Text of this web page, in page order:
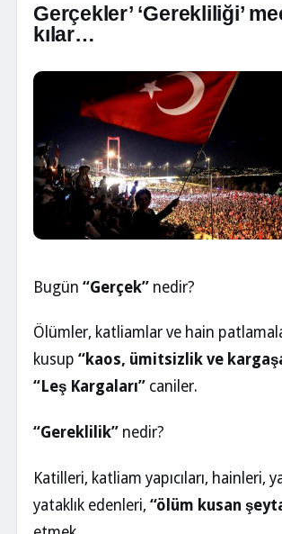
Gerçekler’ ‘Gerekliliği’
kılar…
Bugün “Gerçek” nedir?
Ölümler, katliamlar ve hain
kusup “kaos, ümitsizlik ve
“Leş Kargaları” caniler.
“Gereklilik” nedir?
Katilleri, katliam yapıcıları, hainleri,
yataklık edenleri, “ölüm kusan